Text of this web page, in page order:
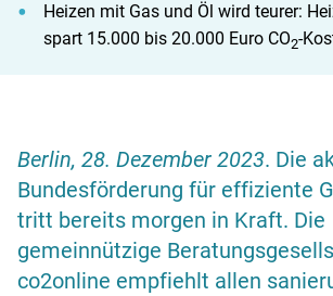
Heizen mit Gas und Öl wird teurer:
spart 15.000 bis 20.000 Euro CO2-
Berlin, 28. Dezember 2023. Die
Bundesförderung für effiziente
tritt bereits morgen in Kraft. Die
gemeinnützige
co2online empfiehlt allen